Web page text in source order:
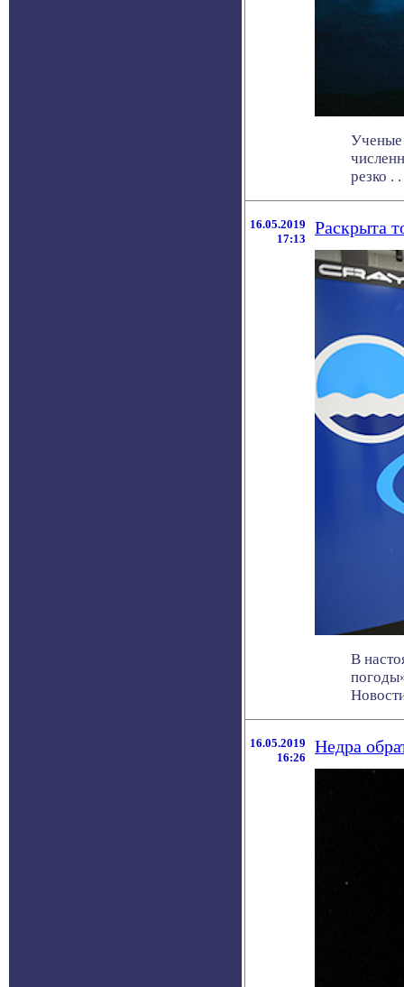
Ученые
резко . .
16.05.2019
17:13
Раскрыта
В
16.05.2019
16:26
Недра